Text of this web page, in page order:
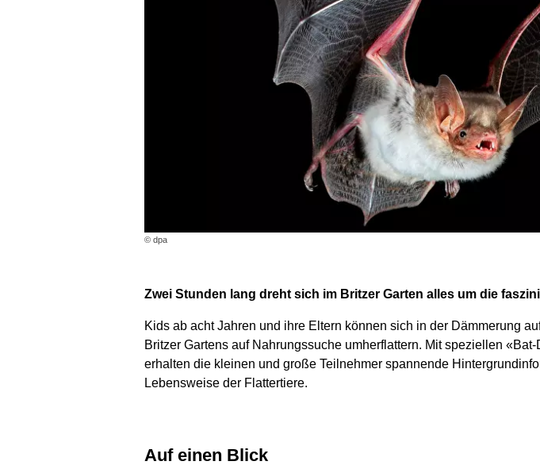
© dpa
Zwei Stunden lang dreht sich im Britzer Garten alles um die
Kids ab acht Jahren und ihre Eltern können sich in der Dämmerung
Britzer Gartens auf Nahrungssuche umherflattern. Mit speziellen
erhalten die kleinen und große Teilnehmer spannende
Lebensweise der Flattertiere.
Auf einen Blick